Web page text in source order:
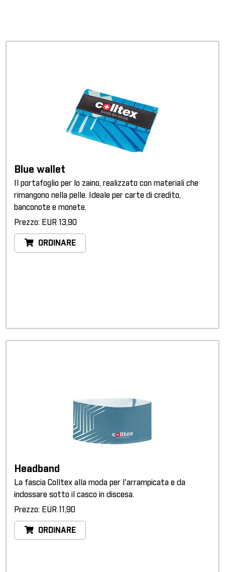
Blue wallet
Il portafoglio per lo zaino, realizzato con materiali che
rimangono nella pelle. Ideale per carte di credito,
banconote e monete.
Prezzo: EUR 13,90
ORDINARE
Headband
La fascia Colltex alla moda per l'arrampicata e da
indossare sotto il casco in discesa.
Prezzo: EUR 11,90
ORDINARE